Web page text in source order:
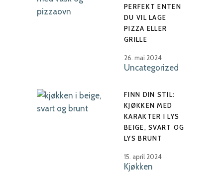
PERFEKT ENTEN
DU VIL LAGE
PIZZA ELLER
GRILLE
26. mai 2024
Uncategorized
FINN DIN STIL:
KJØKKEN MED
KARAKTER I LYS
BEIGE, SVART OG
LYS BRUNT
15. april 2024
Kjøkken